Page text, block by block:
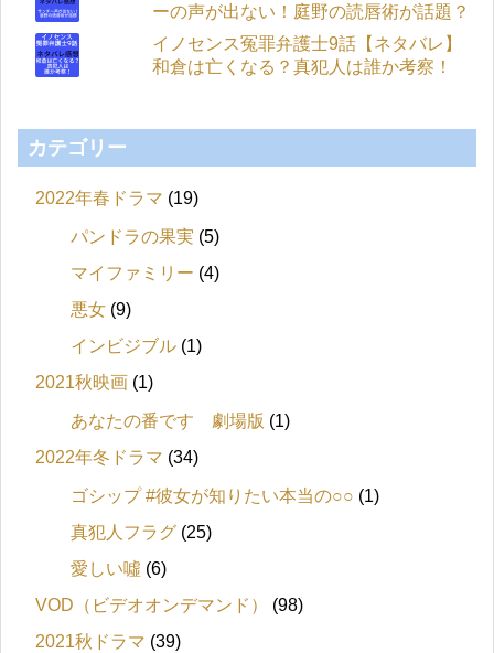
ーの声が出ない！庭野の読唇術が話題？
イノセンス冤罪弁護士9話【ネタバレ】
和倉は亡くなる？真犯人は誰か考察！
カテゴリー
2022年春ドラマ (19)
パンドラの果実 (5)
マイファミリー (4)
悪女 (9)
インビジブル (1)
2021秋映画 (1)
あなたの番です 劇場版 (1)
2022年冬ドラマ (34)
ゴシップ #彼女が知りたい本当の○○ (1)
真犯人フラグ (25)
愛しい噓 (6)
VOD（ビデオオンデマンド）
(98)
2021秋ドラマ (39)